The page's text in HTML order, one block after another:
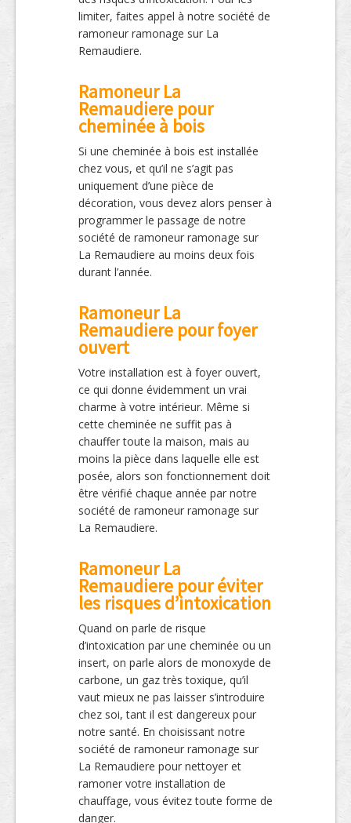
limiter, faites appel à notre société de
ramoneur ramonage sur La
Remaudiere.
Ramoneur La
Remaudiere pour
cheminée à bois
Si une cheminée à bois est installée
chez vous, et qu’il ne s’agit pas
uniquement d’une pièce de
décoration, vous devez alors penser à
programmer le passage de notre
société de ramoneur ramonage sur
La Remaudiere au moins deux fois
durant l’année.
Ramoneur La
Remaudiere pour foyer
ouvert
Votre installation est à foyer ouvert,
ce qui donne évidemment un vrai
charme à votre intérieur. Même si
cette cheminée ne suffit pas à
chauffer toute la maison, mais au
moins la pièce dans laquelle elle est
posée, alors son fonctionnement doit
être vérifié chaque année par notre
société de ramoneur ramonage sur
La Remaudiere.
Ramoneur La
Remaudiere pour éviter
les risques d’intoxication
Quand on parle de risque
d’intoxication par une cheminée ou un
insert, on parle alors de monoxyde de
carbone, un gaz très toxique, qu’il
vaut mieux ne pas laisser s’introduire
chez soi, tant il est dangereux pour
notre santé. En choisissant notre
société de ramoneur ramonage sur
La Remaudiere pour nettoyer et
ramoner votre installation de
chauffage, vous évitez toute forme de
danger.